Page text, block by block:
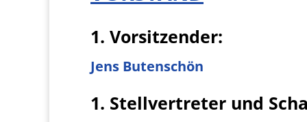
1. Vorsitzender:
Jens Butenschön
1. Stellvertreter und